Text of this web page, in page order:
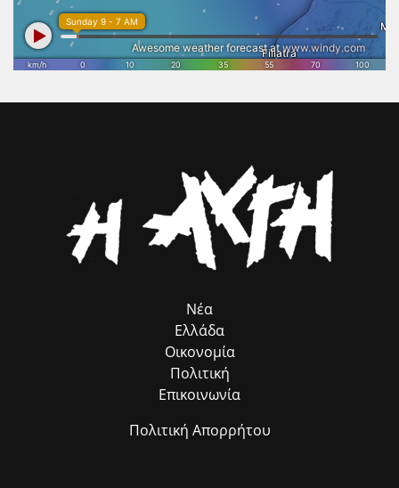
αρχιτεκτονική του Ναού να αναδειχθεί ξανά στο φυσικό της
περιβάλλον και να αποκτήσει τη θέση που πραγματικά της αξίζει
στον διεθνή πολιτιστικό χάρτη. Το Επιμελητήριο Ηλείας θα συνεχίσει
να στηρίζει κάθε πρωτοβουλία που συνδέει τον πολιτισμό με τη
βιώσιμη ανάπτυξη, την επιχειρηματικότητα και την εξωστρέφεια του
κληρονομιάς αποτελεί επένδυση στο μέλλον της Ηλείας και στις
Νέα
Ελλάδα
Οικονομία
Πολιτική
Επικοινωνία
Πολιτική Απορρήτου